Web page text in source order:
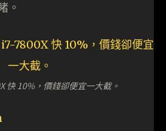
。
快 10%，價錢卻便宜一大截。